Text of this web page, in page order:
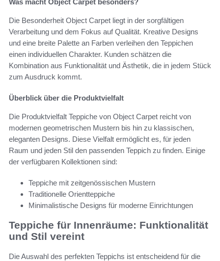
Die Besonderheit Object Carpet liegt in der sorgfältigen
Verarbeitung und dem Fokus auf Qualität. Kreative Designs
und eine breite Palette an Farben verleihen den Teppichen
einen individuellen Charakter. Kunden schätzen die
Kombination aus Funktionalität und Ästhetik, die in jedem Stück
zum Ausdruck kommt.
Überblick über die Produktvielfalt
Die Produktvielfalt Teppiche von Object Carpet reicht von
modernen geometrischen Mustern bis hin zu klassischen,
eleganten Designs. Diese Vielfalt ermöglicht es, für jeden
Raum und jeden Stil den passenden Teppich zu finden. Einige
der verfügbaren Kollektionen sind:
Teppiche mit zeitgenössischen Mustern
Traditionelle Orientteppiche
Minimalistische Designs für moderne Einrichtungen
Teppiche für Innenräume: Funktionalität
und Stil vereint
Die Auswahl des perfekten Teppichs ist entscheidend für die